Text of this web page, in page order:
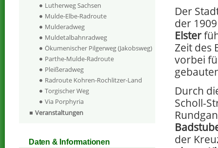
Der
der
Elster
Zeit des
vorbei
Durch
Scholl-
der
Lutherweg Sachsen
Mulde-Elbe-Radroute
Mulderadweg
Muldetalbahnradweg
Ökumenischer Pilgerweg (Jakobsweg)
Parthe-Mulde-Radroute
Pleißeradweg
Radroute Kohren-Rochlitzer-Land
Torgischer Weg
Via Porphyria
Veranstaltungen
Daten & Informationen